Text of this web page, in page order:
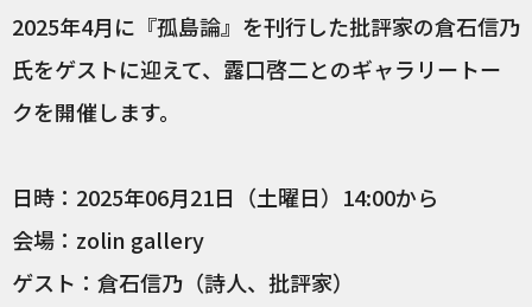
2025年4月に『孤島論』を刊行した批評家の倉石信乃
氏をゲストに迎えて、露口啓二とのギャラリートー
クを開催します。
日時：2025年06月21日（土曜日）14:00から
会場：zolin gallery
ゲスト：倉石信乃（詩人、批評家）